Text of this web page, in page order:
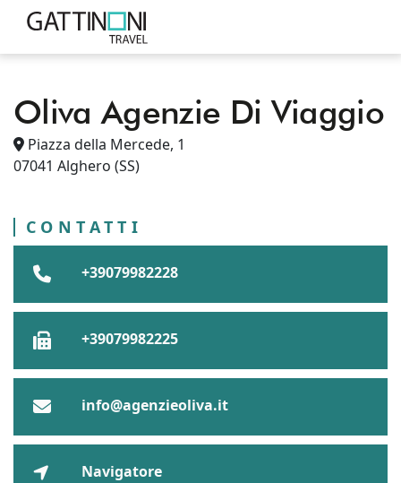
ITALIA
CITTÀ METROPOLITANA DI SASSARI
OLIVA AGENZIE DI VIAGGIO
Oliva Agenzie Di Viaggio
Piazza della Mercede, 1
07041 Alghero (SS)
CONTATTI
+39079982228
+39079982225
info@agenzieoliva.it
Navigatore